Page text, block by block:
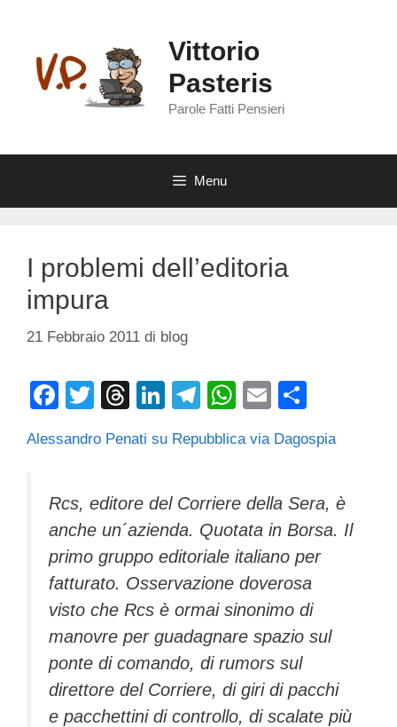
contenuto
Vittorio
Pasteris
Parole Fatti Pensieri
Menu
I problemi dell’editoria
impura
21 Febbraio 2011 di blog
F
c
b
o
o
k
T
tt
T
e
d
s
Li
k
dI
n
T
e
a
m
W
at
A
p
p
E
ail n
vi
di
Alessandro Penati su Repubblica via Dagospia
Rcs, editore del Corriere della Sera, è
anche un´azienda. Quotata in Borsa. Il
primo gruppo editoriale italiano per
fatturato. Osservazione doverosa
visto che Rcs è ormai sinonimo di
manovre per guadagnare spazio sul
ponte di comando, di rumors sul
direttore del Corriere, di giri di pacchi
e pacchettini di controllo, di scalate più